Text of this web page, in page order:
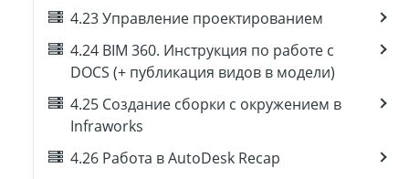
4.23 Управление проектированием
4.24 BIM 360. Инструкция по работе с
DOCS (+ публикация видов в модели)
4.25 Создание сборки с окружением в
Infraworks
4.26 Работа в AutoDesk Recap